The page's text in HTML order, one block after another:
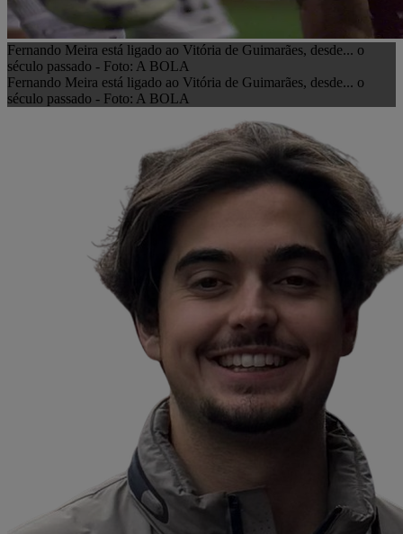
Fernando Meira está ligado ao Vitória de Guimarães, desde... o
século passado - Foto: A BOLA
Fernando Meira está ligado ao Vitória de Guimarães, desde... o
século passado - Foto: A BOLA